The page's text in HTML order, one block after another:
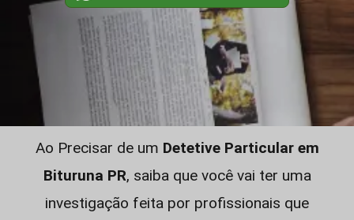
Ao Precisar de um Detetive Particular em
Bituruna PR, saiba que você vai ter uma
investigação feita por profissionais que